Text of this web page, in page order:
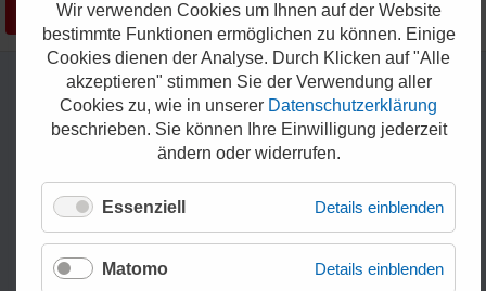
Wir verwenden Cookies um Ihnen auf der Website
bestimmte Funktionen ermöglichen zu können. Einige
Cookies dienen der Analyse. Durch Klicken auf "Alle
akzeptieren" stimmen Sie der Verwendung aller
Cookies zu, wie in unserer Datenschutzerklärung
beschrieben. Sie können Ihre Einwilligung jederzeit
ändern oder widerrufen.
Essenziell Details einblenden
Matomo Details einblenden
SHOP Suchen